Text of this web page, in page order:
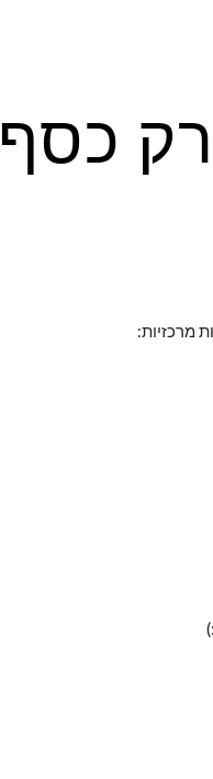
כסף
מרכזיות: